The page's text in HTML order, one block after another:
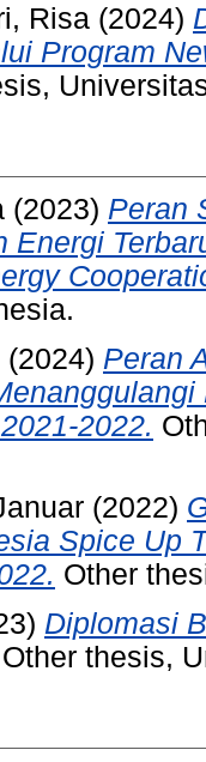
Risa (2024)
Program
(2023) Peran
Energi
(2024) Peran
2022.
(2022)
Spice Up
Other
Diplomasi
Other thesis,